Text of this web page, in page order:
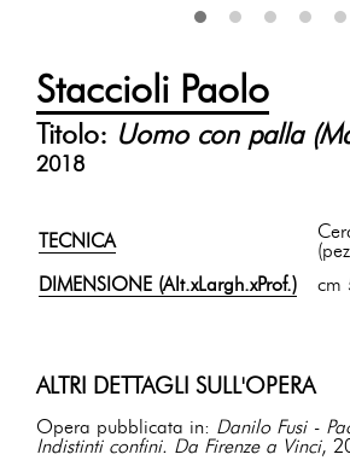
Staccioli Paolo
Titolo: Uomo con palla
2018
TECNICA
DIMENSIONE (Alt.xLargh.xProf.)
cm
ALTRI DETTAGLI SULL'OPERA
Opera pubblicata in: Danilo Fusi -
Indistinti confini. Da Firenze a Vinci,